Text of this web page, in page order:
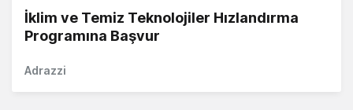
İklim ve Temiz Teknolojiler Hızlandırma
Programına Başvur
Adrazzi